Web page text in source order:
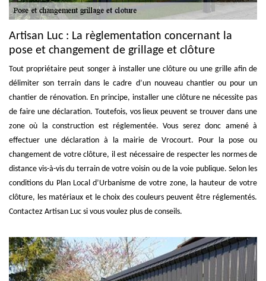
Artisan Luc : La règlementation concernant la
pose et changement de grillage et clôture
Tout propriétaire peut songer à installer une clôture ou une grille afin de
délimiter son terrain dans le cadre d’un nouveau chantier ou pour un
chantier de rénovation. En principe, installer une clôture ne nécessite pas
de faire une déclaration. Toutefois, vos lieux peuvent se trouver dans une
zone où la construction est réglementée. Vous serez donc amené à
effectuer une déclaration à la mairie de Vrocourt. Pour la pose ou
changement de votre clôture, il est nécessaire de respecter les normes de
distance vis-à-vis du terrain de votre voisin ou de la voie publique. Selon les
conditions du Plan Local d’Urbanisme de votre zone, la hauteur de votre
clôture, les matériaux et le choix des couleurs peuvent être réglementés.
Contactez Artisan Luc si vous voulez plus de conseils.